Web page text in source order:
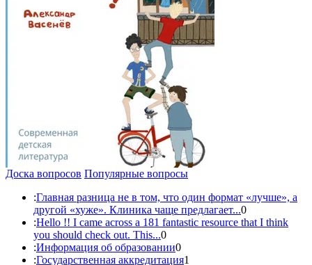
Доска вопросов Популярные вопросы
:Главная разница не в том, что один формат «лучше», а
другой «хуже». Клиника чаще предлагает...0
:Hello !! I came across a 181 fantastic resource that I think
you should check out. This...0
:Информация об образовании0
:Государственная аккредитация1